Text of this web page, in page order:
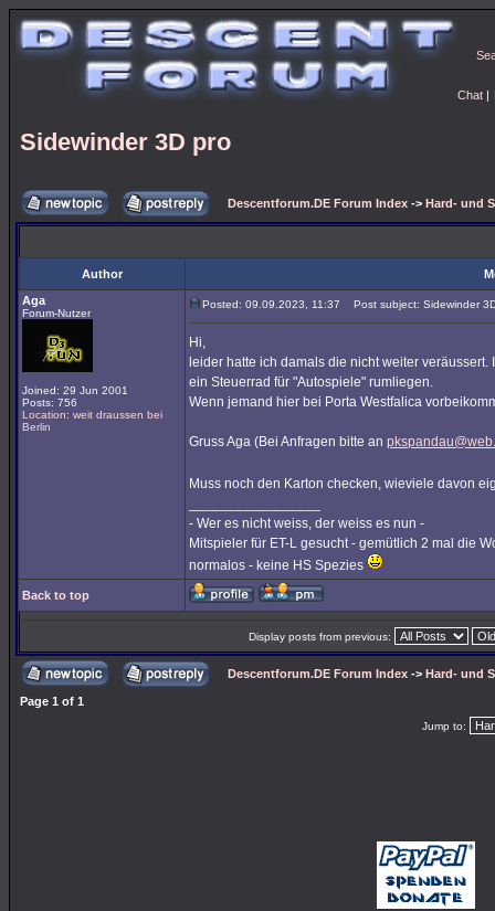
Chat |
Sidewinder 3D pro
Descentforum.DE Forum Index -> Hard- und
Author
Aga
Forum-Nutzer
Joined: 29 Jun 2001
Posts: 756
Location: weit draussen bei
Berlin
Posted: 09.09.2023, 11:37 Post subject: Sidewinder
Hi,
leider hatte ich damals die nicht weiter
ein Steuerrad für "Autospiele" rumliegen.
Wenn jemand hier bei Porta Westfalica
Gruss Aga (Bei Anfragen bitte an
Muss noch den Karton checken, wieviele davon
- Wer es nicht weiss, der weiss es nun -
Mitspieler für ET-L gesucht - gemütlich 2 mal die
normalos - keine HS Spezies
Back to top
Display posts from previous:
Descentforum.DE Forum Index -> Hard- und
Page 1 of 1
Jump to: